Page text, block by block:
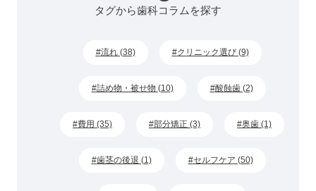
タグから歯科コラムを探す
流れ (38) クリニック選び (9)
詰め物・被せ物 (10) 酸蝕歯 (2)
費用 (35) 部分矯正 (3) 奥歯 (1)
歯茎の後退 (1) セルフケア (50)